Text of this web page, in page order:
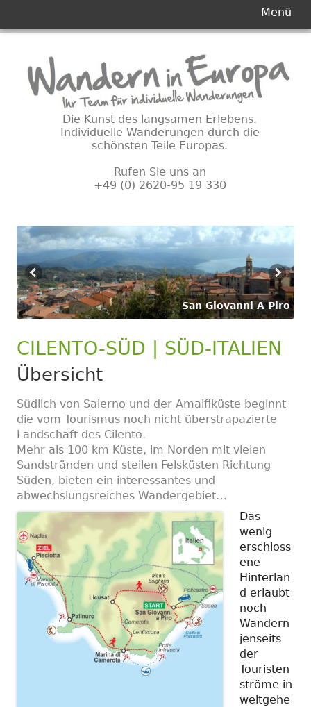
Inhalt
Die Kunst des langsamen Erlebens.
Individuelle Wanderungen durch die
schönsten Teile Europas.
Rufen Sie uns an
+49 (0) 2620-95 19 330
Menü
San Giovanni A Piro
CILENTO-SÜD | SÜD-ITALIEN
Übersicht
Südlich von Salerno und der Amalfiküste beginnt
die vom Tourismus noch nicht überstrapazierte
Landschaft des Cilento.
Mehr als 100 km Küste, im Norden mit vielen
Sandstränden und steilen Felsküsten Richtung
Süden, bieten ein interessantes und
abwechslungsreiches Wandergebiet…
Das
wenig
erschloss
ene
Hinterlan
d erlaubt
noch
Wandern
jenseits
der
Touristen
ströme in
weitgehe